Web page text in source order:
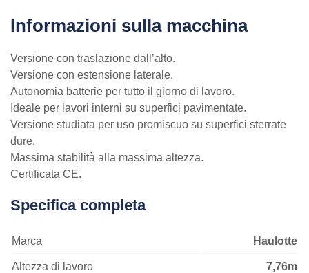
Informazioni sulla macchina
Versione con traslazione dall’alto.
Versione con estensione laterale.
Autonomia batterie per tutto il giorno di lavoro.
Ideale per lavori interni su superfici pavimentate.
Versione studiata per uso promiscuo su superfici sterrate
dure.
Massima stabilità alla massima altezza.
Certificata CE.
Specifica completa
Marca Haulotte
Altezza di lavoro 7,76m